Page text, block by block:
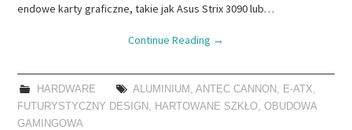
endowe karty graficzne, takie jak Asus Strix 3090 lub…
Continue Reading →
HARDWARE ALUMINIUM , ANTEC CANNON , E-ATX,
FUTURYSTYCZNY DESIGN , HARTOWANE SZKŁO,OBUDOWA
GAMINGOWA